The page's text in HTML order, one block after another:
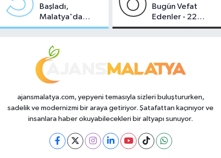
Başladı,
Malatya'da
Makas Ne
Bugün Vefat
Edenler - 22
Temmuz 2026
ajansmalatya.com, yepyeni temasıyla sizleri buluştururken,
sadelik ve modernizmi bir araya getiriyor. Şatafattan kaçınıyor ve
insanlara haber okuyabilecekleri bir altyapı sunuyor.